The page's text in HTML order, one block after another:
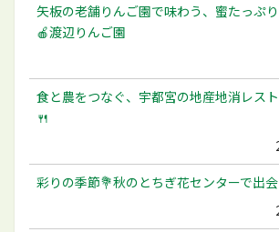
矢板の老舗りんご園で味わう、蜜たっぷ
🍎渡辺りんご園
食と農をつなぐ、宇都宮の地産地消レス
🍴
彩りの季節💐秋のとちぎ花センターで出